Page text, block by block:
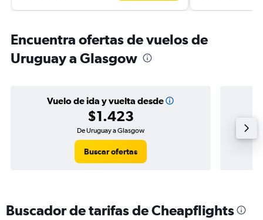
Encuentra ofertas de vuelos de
Uruguay a Glasgow
Vuelo de ida y vuelta desde
$1.423
De Uruguay a Glasgow
Buscar ofertas
Buscador de tarifas de Cheapflights